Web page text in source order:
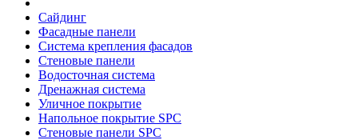
Сайдинг
Фасадные панели
Система крепления фасадов
Стеновые панели
Водосточная система
Дренажная система
Уличное покрытие
Напольное покрытие SPC
Стеновые панели SPC